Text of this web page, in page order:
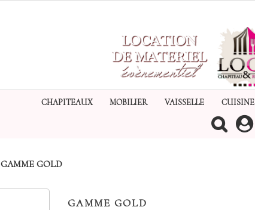
CHAPITEAUX MOBILIER VAISSELLE CUISINE
GAMME GOLD
GAMME GOLD